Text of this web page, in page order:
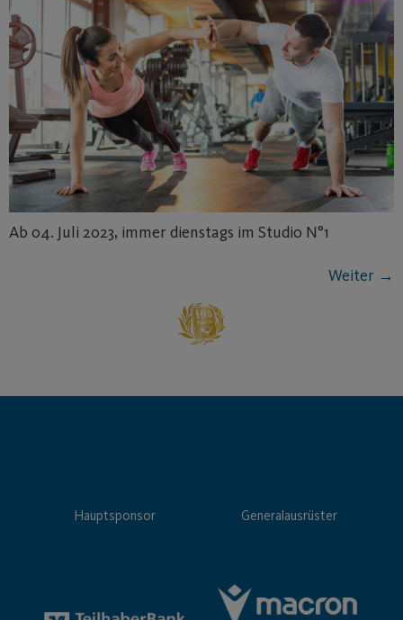
Ab 04. Juli 2023, immer dienstags im Studio N°1
Weiter →
Hauptsponsor Generalausrüster